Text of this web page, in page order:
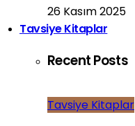
26 Kasım 2025
Tavsiye Kitaplar
Recent Posts
Tavsiye Kitaplar